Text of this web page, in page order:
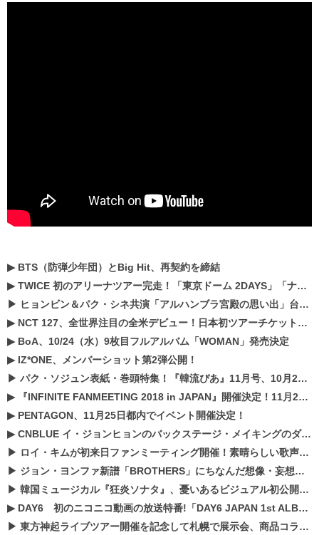
▶ BTS（防弾少年団）とBig Hit、再契約を締結
▶TWICE 初のアリーナツアー完走！「東京ドーム 2DAYS」「ナゴヤドーム1DAY」「京セラドーム1DAY」2019年ドームツアー開催決定！！
▶ ヒョンビン＆パク・シネ共演「アルハンブラ宮殿の思い出」台本読み現場を公開
▶ NCT 127、全世界注目の全米デビュー！日本初ツアーチケットが早くもプレミア化！？
▶ BoA、10/24（水）9枚目フルアルバム「WOMAN」発売決定
▶ IZ*ONE、メンバーショット第2弾公開！
▶ パク・ソジュン表紙・巻頭特集！『韓流ぴあ』11月号、10月22日（月）発売！
▶
『INFINITE FANMEETING 2018 in JAPAN』開催決定！11月21、22日にパシフィコ横浜にて実施
▶ PENTAGON、11月25日都内でイベント開催決定！
▶CNBLUE イ・ジョンヒョンのバックステージ・メイキングのダイジェスト映像が公開！
▶ ロイ・キムが初来日ファンミーティング開催！素晴らしい歌声に癒される贅沢な時間
▶ ジョン・ヨンファ新譜「BROTHERS」にちなんだ想像・妄想企画がスタート！
▶ 韓国ミュージカル『狂炎ソナタ』、憂いある​ビジュアル初公開!! 主役リョウク、SHIN、KENらのコメントが到着！
▶ DAY6 初のニコニコ動画の放送特番!「DAY6 JAPAN 1st ALBUM「UNLOCK」発売記念 ライブ@ニコ生」を配信決定!
▶ 東方神起ライブツアー開催を記念して札幌で展示会、商品コラボが実現！！